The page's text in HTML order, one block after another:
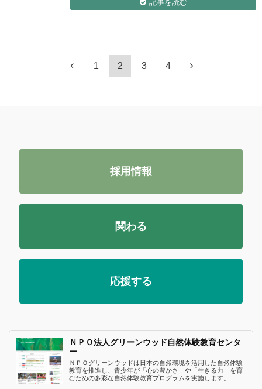
記事を読む
1 2 3 4
採用情報
関わる
応援する
ＮＰＯ法人グリーンウッド自然体験教育センタ
ー
ＮＰＯグリーンウッドは日本の自然環境を活用した自然体験
教育を推進し、青少年が「心の豊かさ」や「生きる力」を育
むための多彩な自然体験教育プログラムを実施します。